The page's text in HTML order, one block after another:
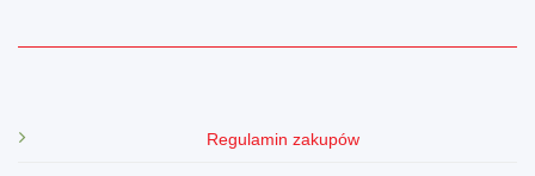
Regulamin zakupów